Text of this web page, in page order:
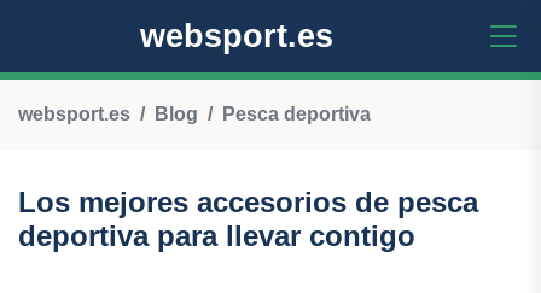
websport.es
websport.es Blog Pesca deportiva
Los mejores accesorios de pesca
deportiva para llevar contigo